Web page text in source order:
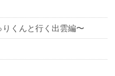
くんと行く出雲編〜